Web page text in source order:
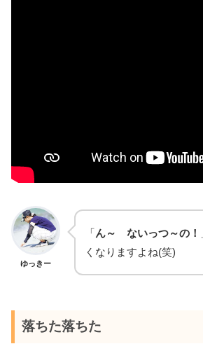
ゆっきー
「ん～ ないっつ～の！
くなりますよね(笑)
落ちた落ちた